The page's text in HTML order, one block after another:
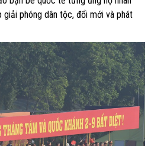
phóng dân tộc, đổi mới và phát